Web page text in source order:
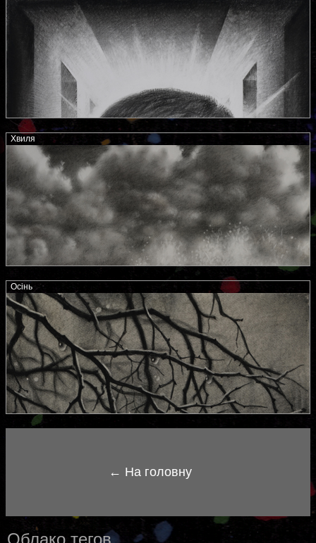
Хвиля
Осінь
← На головну
Облако тегов